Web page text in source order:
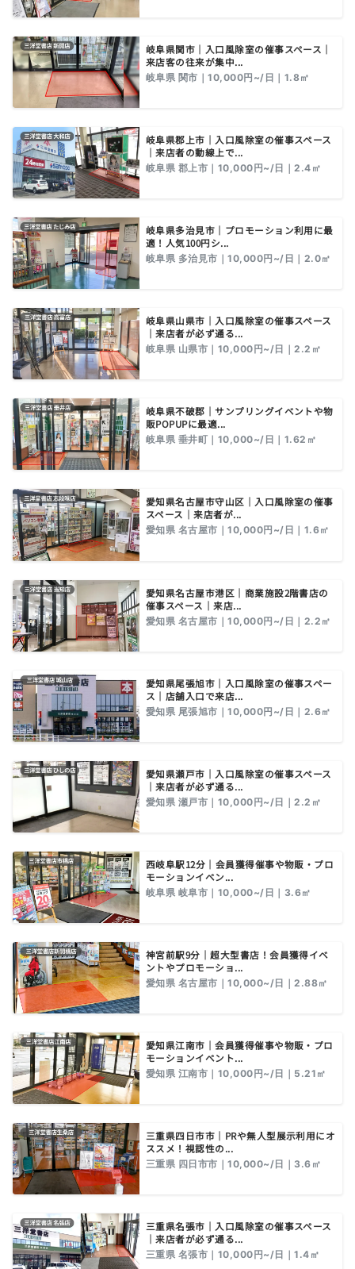
岐阜県関市｜入口風除室の催事スペース｜
来店客の往来が集中...
岐阜県 関市｜10,000円~/日｜1.8㎡
岐阜県郡上市｜入口風除室の催事スペース
｜来店者の動線上で...
岐阜県 郡上市｜10,000円~/日｜2.4㎡
岐阜県多治見市｜プロモーション利用に最
適！人気100円シ...
岐阜県 多治見市｜10,000円~/日｜2.0㎡
岐阜県山県市｜入口風除室の催事スペース
｜来店者が必ず通る...
岐阜県 山県市｜10,000円~/日｜2.2㎡
岐阜県不破郡｜サンプリングイベントや物
販POPUPに最適...
岐阜県 垂井町｜10,000~/日｜1.62㎡
愛知県名古屋市守山区｜入口風除室の催事
スペース｜来店者が...
愛知県 名古屋市｜10,000円~/日｜1.6㎡
愛知県名古屋市港区｜商業施設2階書店の
催事スペース｜来店...
愛知県 名古屋市｜10,000円~/日｜2.2㎡
愛知県尾張旭市｜入口風除室の催事スペー
ス｜店舗入口で来店...
愛知県 尾張旭市｜10,000円~/日｜2.6㎡
愛知県瀬戸市｜入口風除室の催事スペース
｜来店者が必ず通る...
愛知県 瀬戸市｜10,000円~/日｜2.2㎡
西岐阜駅12分｜会員獲得催事や物販・プロ
モーションイベン...
岐阜県 岐阜市｜10,000~/日｜3.6㎡
神宮前駅9分｜超大型書店！会員獲得イベ
ントやプロモーショ...
愛知県 名古屋市｜10,000~/日｜2.88㎡
愛知県江南市｜会員獲得催事や物販・プロ
モーションイベント...
愛知県 江南市｜10,000円~/日｜5.21㎡
三重県四日市市｜PRや無人型展示利用にオ
ススメ！視認性の...
三重県 四日市市｜10,000~/日｜3.6㎡
三重県名張市｜入口風除室の催事スペース
｜来店者が必ず通る...
三重県 名張市｜10,000円~/日｜1.4㎡